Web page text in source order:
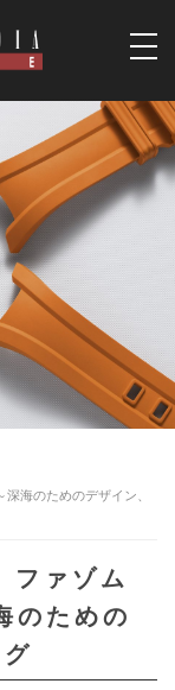
海のためのデザイン、
ファゾム
のための